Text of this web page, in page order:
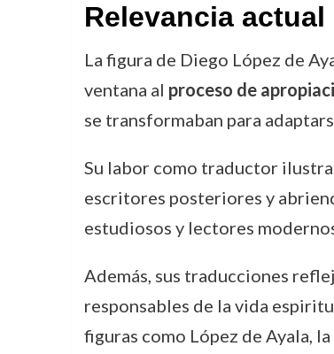
Relevancia actual
La figura de Diego López de
ventana al proceso de
se transformaban para
Su labor como traductor
escritores posteriores y
estudiosos y lectores
Además, sus traducciones
responsables de la vida
figuras como López de Ayala,